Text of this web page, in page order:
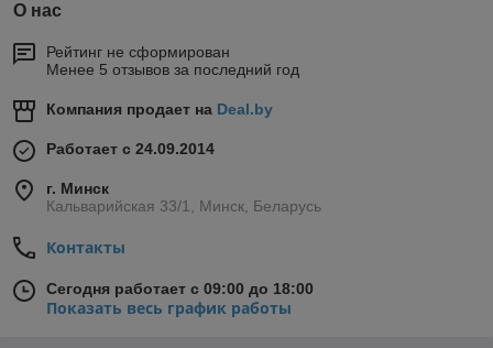
О нас
Рейтинг не сформирован
Менее 5 отзывов за последний год
Компания продает на Deal.by
Работает с 24.09.2014
г. Минск
Кальварийская 33/1, Минск, Беларусь
Контакты
Сегодня работает с 09:00 до 18:00
Показать весь график работы